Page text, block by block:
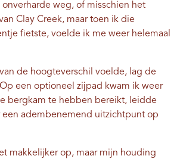
weg, of misschien het
Clay Creek, maar toen ik die
fietste, voelde ik me weer helemaal
de hoogteverschil voelde, lag de
een optioneel zijpad kwam ik weer
bergkam te hebben bereikt, leidde
een adembenemend uitzichtpunt op
makkelijker op, maar mijn houding